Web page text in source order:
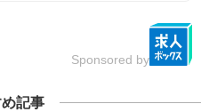
Sponsored by
記事